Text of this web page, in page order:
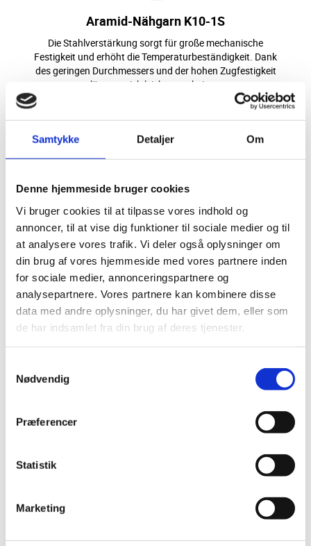
Samtykke Detaljer Om
Denne hjemmeside bruger cookies
Vi bruger cookies til at tilpasse vores indhold og
annoncer, til at vise dig funktioner til sociale medier og til
at analysere vores trafik. Vi deler også oplysninger om
din brug af vores hjemmeside med vores partnere inden
for sociale medier, annonceringspartnere og
analysepartnere. Vores partnere kan kombinere disse
data med andre oplysninger, du har givet dem, eller som
de har indsamlet fra din brug af deres tjenester.
Nødvendig
Præferencer
Statistik
Marketing
Aramid-Nähgarn K10-1S
Die Stahlverstärkung sorgt für große mechanische
Festigkeit und erhöht die Temperaturbeständigkeit. Dank
des geringen Durchmessers und der hohen Zugfestigkeit
lässt es sich leicht verarbeiten.
MEHR INFO KONTAKTIERE UNS
Aramid-Nähgarn K50-3
seiner hohen Zugfestigkeit lässt es sich leicht verarbeiten.